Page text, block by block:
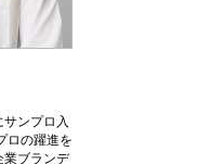
サンプロ入
ロの躍進を
業ブランデ